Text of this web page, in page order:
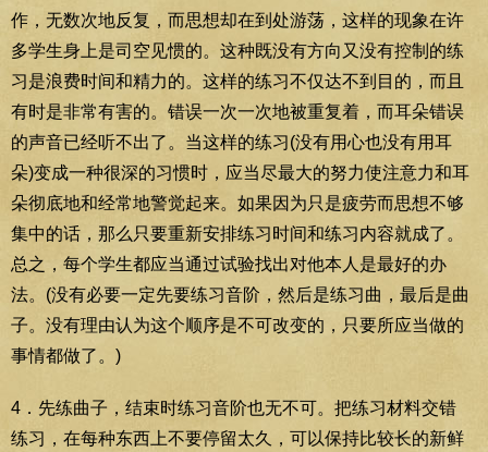
作，无数次地反复，而思想却在到处游荡，这样的现象在许
多学生身上是司空见惯的。这种既没有方向又没有控制的练
习是浪费时间和精力的。这样的练习不仅达不到目的，而且
有时是非常有害的。错误一次一次地被重复着，而耳朵错误
的声音已经听不出了。当这样的练习(没有用心也没有用耳
朵)变成一种很深的习惯时，应当尽最大的努力使注意力和耳
朵彻底地和经常地警觉起来。如果因为只是疲劳而思想不够
集中的话，那么只要重新安排练习时间和练习内容就成了。
总之，每个学生都应当通过试验找出对他本人是最好的办
法。(没有必要一定先要练习音阶，然后是练习曲，最后是曲
子。没有理由认为这个顺序是不可改变的，只要所应当做的
事情都做了。)
4．先练曲子，结束时练习音阶也无不可。把练习材料交错
练习，在每种东西上不要停留太久，可以保持比较长的新鲜